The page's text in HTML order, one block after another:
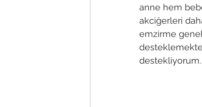
anne hem
akciğerleri
emzirme
destekliyorum.